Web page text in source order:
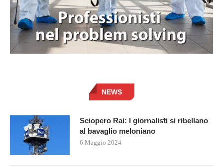
NEWS
Sciopero Rai: I giornalisti si ribellano
al bavaglio meloniano
6 Maggio 2024